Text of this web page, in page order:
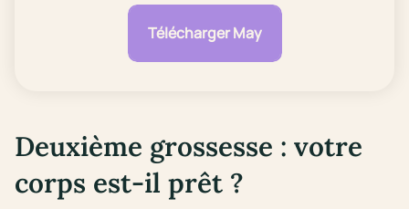
Télécharger May
Deuxième grossesse : votre
corps est-il prêt ?